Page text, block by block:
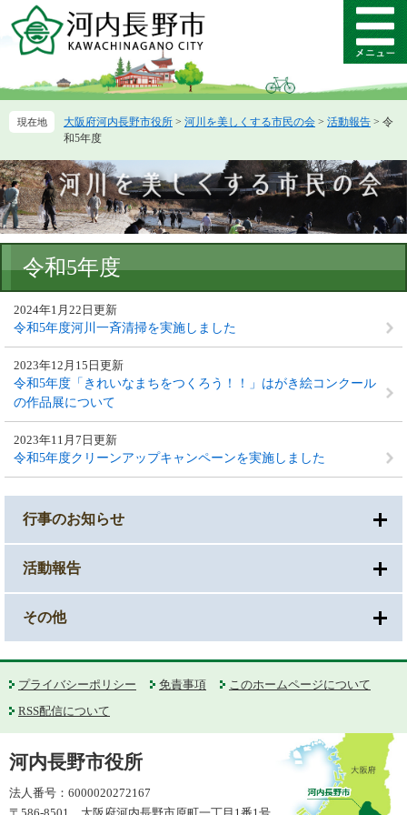
ー
先
ニ
を
て
本
文
へ
メ
ニ
ー
大阪府河内長野市役所 > 河川を美しくする市民の会 > 活動報告 > 令
和5年度
文
令和5年度
令和5年度河川一斉清掃を実施しました
2024年1月22日更新
令和5年度「きれいなまちをつくろう！！」はがき絵コンクール
の作品展について
2023年12月15日更新
令和5年度クリーンアップキャンペーンを実施しました
2023年11月7日更新
行事のお知らせ
活動報告
その他
プライバシーポリシー 免責事項
このホームページについて
RSS配信について
河内長野市役所
法人番号：6000020272167